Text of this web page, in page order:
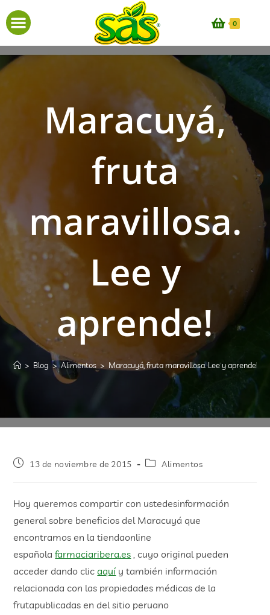
0
Maracuyá,
fruta
maravillosa.
Lee y
aprende!
> Blog > Alimentos > Maracuyá, fruta maravillosa. Lee y aprende!
13 de noviembre de 2015 Alimentos
Hoy queremos compartir con ustedesinformación
general sobre beneficios del Maracuyá que
encontramos en la tiendaonline
españolafarmaciaribera.es , cuyo original pueden
acceder dando clicaquí y también información
relacionada con las propiedades médicas de la
frutapublicadas en del sitio peruano